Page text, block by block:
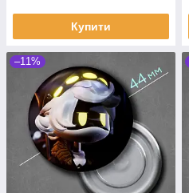
Купити
–11%